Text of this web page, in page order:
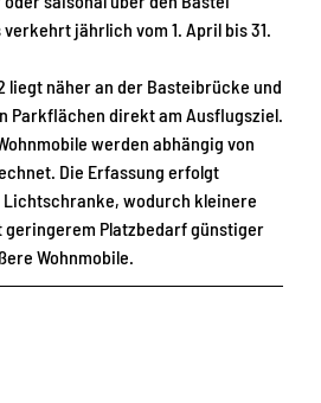
jährlich vom 1. April bis 31.
liegt näher an der Basteibrücke und
Parkflächen direkt am Ausflugsziel.
werden abhängig von
Die Erfassung erfolgt
wodurch kleinere
Platzbedarf günstiger
Wohnmobile.